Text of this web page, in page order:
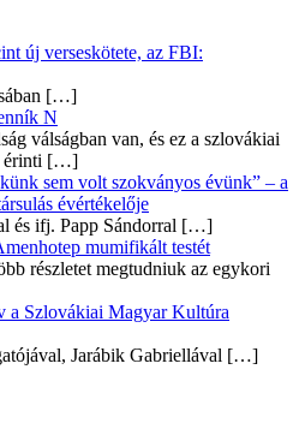
új verseskötete, az FBI:
[…]
N
válságban van, és ez a szlovákiai
[…]
sem volt szokványos évünk” – a
évértékelője
és ifj. Papp Sándorral […]
mumifikált testét
részletet megtudniuk az egykori
a Szlovákiai Magyar Kultúra
Jarábik Gabriellával […]